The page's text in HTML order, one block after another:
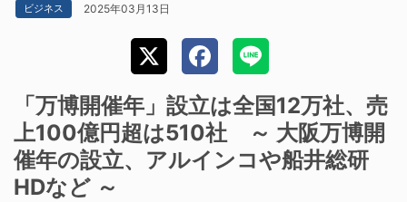
ビジネス 2025年03月13日
「万博開催年」設立は全国12万社、売
上100億円超は510社 ～ 大阪万博開
催年の設立、アルインコや船井総研
HDなど ～